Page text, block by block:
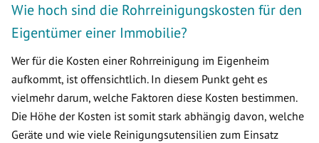
Wie hoch sind die Rohrreinigungskosten für den
Eigentümer einer Immobilie?
Wer für die Kosten einer Rohrreinigung im Eigenheim
aufkommt, ist offensichtlich. In diesem Punkt geht es
vielmehr darum, welche Faktoren diese Kosten bestimmen.
Die Höhe der Kosten ist somit stark abhängig davon, welche
Geräte und wie viele Reinigungsutensilien zum Einsatz